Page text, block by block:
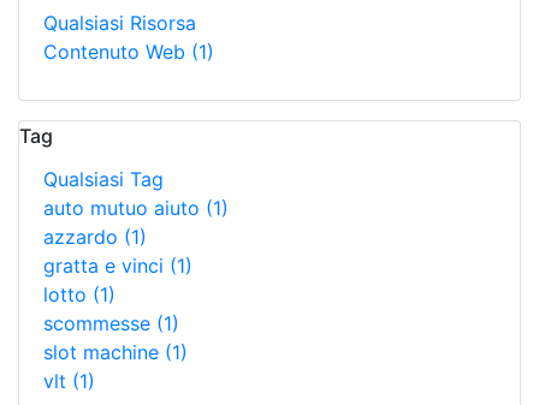
Qualsiasi Risorsa
Contenuto Web (1)
Tag
Qualsiasi Tag
auto mutuo aiuto (1)
azzardo (1)
gratta e vinci (1)
lotto (1)
scommesse (1)
slot machine (1)
vlt (1)